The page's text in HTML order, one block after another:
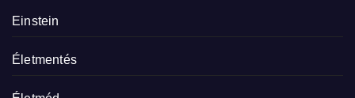
Einstein
Életmentés